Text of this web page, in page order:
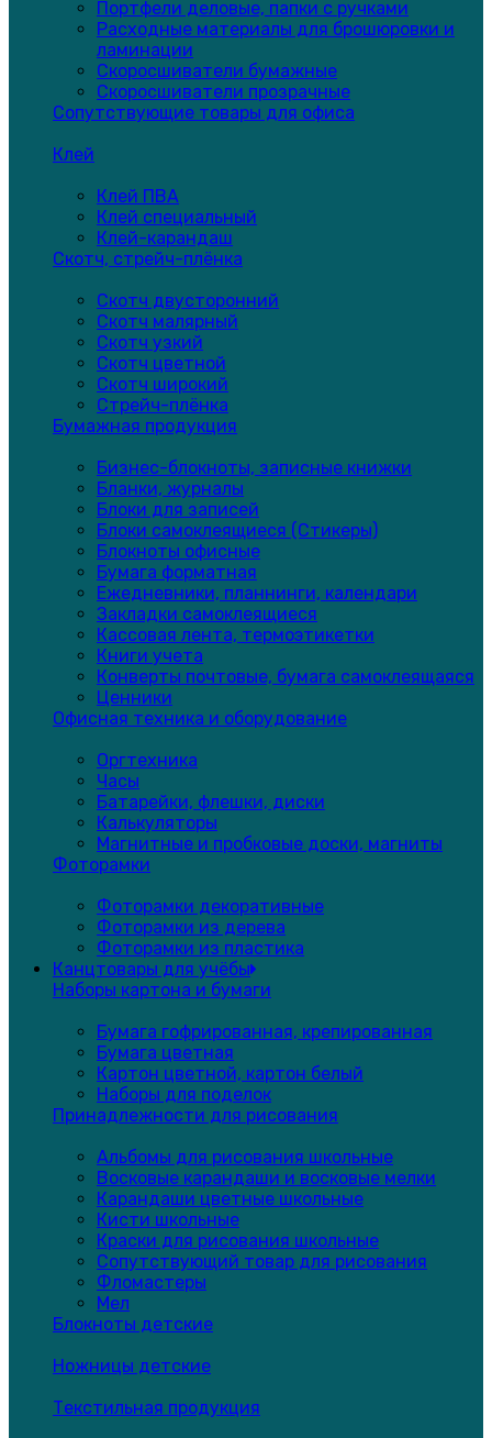
Портфели деловые, папки с ручками
Расходные материалы для брошюровки и
ламинации
Скоросшиватели бумажные
Скоросшиватели прозрачные
Сопутствующие товары для офиса
Клей
Клей ПВА
Клей специальный
Клей-карандаш
Скотч, стрейч-плёнка
Скотч двусторонний
Скотч малярный
Скотч узкий
Скотч цветной
Скотч широкий
Стрейч-плёнка
Бумажная продукция
Бизнес-блокноты, записные книжки
Бланки, журналы
Блоки для записей
Блоки самоклеящиеся (Стикеры)
Блокноты офисные
Бумага форматная
Ежедневники, планнинги, календари
Закладки самоклеящиеся
Кассовая лента, термоэтикетки
Книги учета
Конверты почтовые, бумага самоклеящаяся
Ценники
Офисная техника и оборудование
Оргтехника
Часы
Батарейки, флешки, диски
Калькуляторы
Магнитные и пробковые доски, магниты
Фоторамки
Фоторамки декоративные
Фоторамки из дерева
Фоторамки из пластика
Канцтовары для учёбы
Наборы картона и бумаги
Бумага гофрированная, крепированная
Бумага цветная
Картон цветной, картон белый
Наборы для поделок
Принадлежности для рисования
Альбомы для рисования школьные
Восковые карандаши и восковые мелки
Карандаши цветные школьные
Кисти школьные
Краски для рисования школьные
Сопутствующий товар для рисования
Фломастеры
Мел
Блокноты детские
Ножницы детские
Текстильная продукция